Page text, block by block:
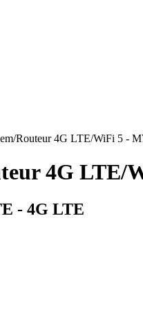
Routeur 4G LTE/WiFi 5 -
4G LTE/
- 4G LTE